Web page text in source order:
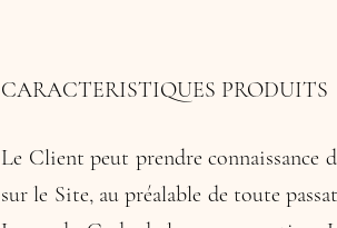
CARACTERISTIQUES PRODUITS
Le Client peut prendre connaissance
sur le Site, au préalable de toute